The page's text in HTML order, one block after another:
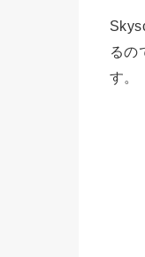
るの
す。